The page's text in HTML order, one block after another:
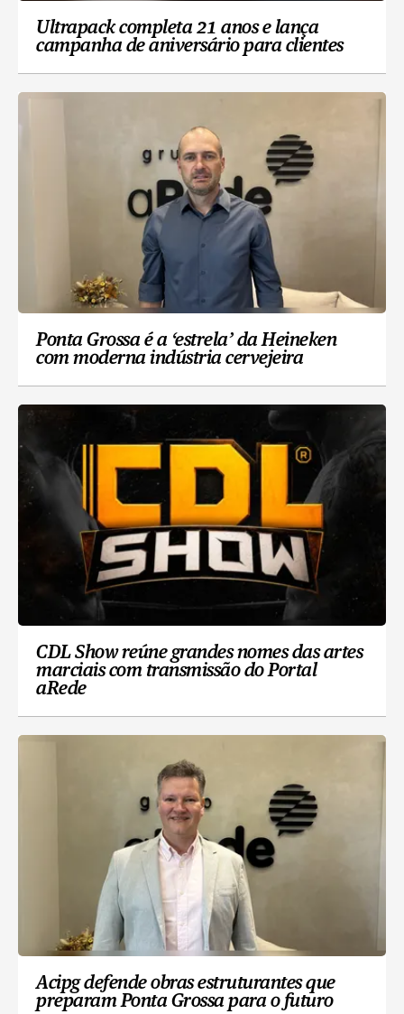
Ultrapack completa 21 anos e lança
campanha de aniversário para clientes
Ponta Grossa é a ‘estrela’ da Heineken
com moderna indústria cervejeira
CDL Show reúne grandes nomes das artes
marciais com transmissão do Portal
aRede
Acipg defende obras estruturantes que
preparam Ponta Grossa para o futuro